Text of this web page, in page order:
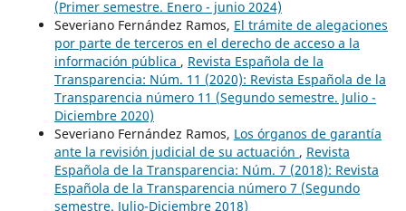
(Primer semestre. Enero - junio 2024)
Severiano Fernández Ramos, El trámite de alegaciones
por parte de terceros en el derecho de acceso a la
información pública , Revista Española de la
Transparencia: Núm. 11 (2020): Revista Española de la
Transparencia número 11 (Segundo semestre. Julio -
Diciembre 2020)
Severiano Fernández Ramos, Los órganos de garantía
ante la revisión judicial de su actuación , Revista
Española de la Transparencia: Núm. 7 (2018): Revista
Española de la Transparencia número 7 (Segundo
semestre. Julio-Diciembre 2018)